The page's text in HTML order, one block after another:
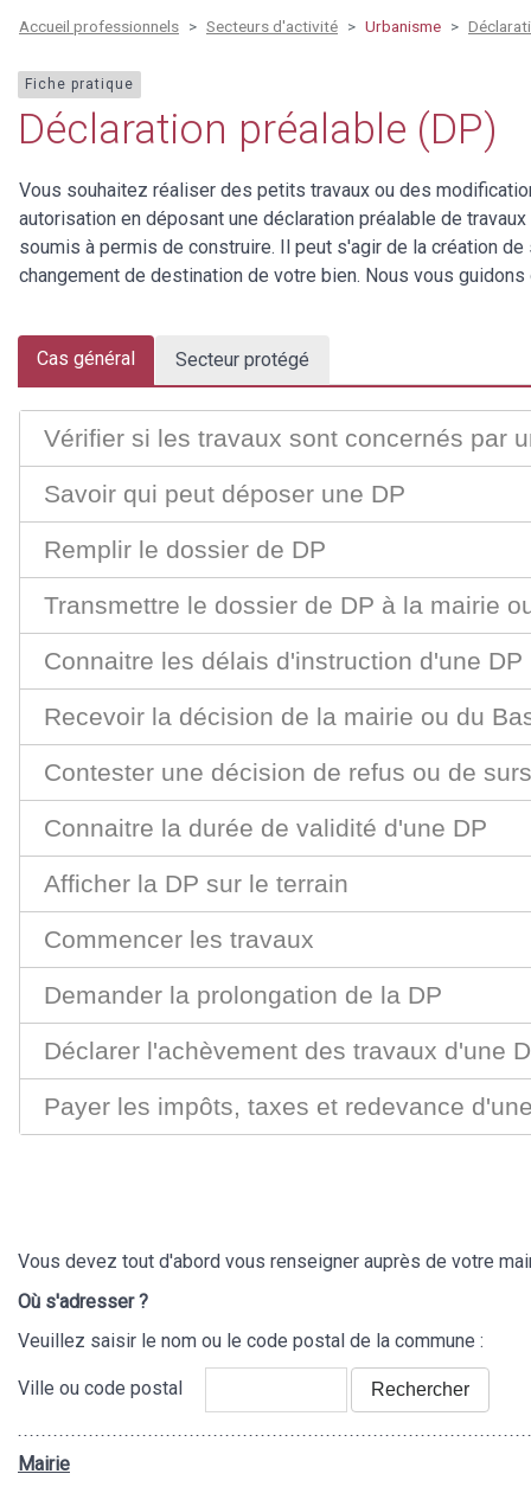
Accueil professionnels Secteurs d'activité Urbanisme
Fiche pratique
Déclaration préalable (DP)
Vous souhaitez réaliser des petits travaux ou des
autorisation en déposant une déclaration préalable de
soumis à permis de construire. Il peut s'agir de la création
changement de destination de votre bien. Nous vous
Cas général Secteur protégé
Vérifier si les travaux sont concernés par
Savoir qui peut déposer une DP
Remplir le dossier de DP
Transmettre le dossier de DP à la mairie
Connaitre les délais d'instruction d'une DP
Recevoir la décision de la mairie ou du
Contester une décision de refus ou de
Connaitre la durée de validité d'une DP
Afficher la DP sur le terrain
Commencer les travaux
Demander la prolongation de la DP
Déclarer l'achèvement des travaux d'une
Payer les impôts, taxes et redevance
Vous devez tout d'abord vous renseigner auprès de votre
Où s'adresser ?
Veuillez saisir le nom ou le code postal de la commune :
Ville ou code postal Rechercher
Mairie